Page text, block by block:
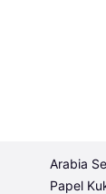
Arabia
Papel